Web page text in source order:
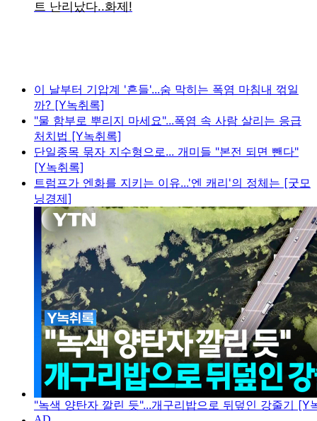
이 날부터 기압계 '흔들'...숨 막히는 폭염 마침내 꺾일
까? [Y녹취록]
"물 함부로 뿌리지 마세요"...폭염 속 사람 살리는 응급
처치법 [Y녹취록]
단일종목 묶자 지수형으로... 개미들 "본전 되면 뺀다"
[Y녹취록]
트럼프가 엔화를 지키는 이유...'엔 캐리'의 정체는 [굿모
닝경제]
"녹색 양탄자 깔린 듯"...개구리밥으로 뒤덮인 강줄기 [Y